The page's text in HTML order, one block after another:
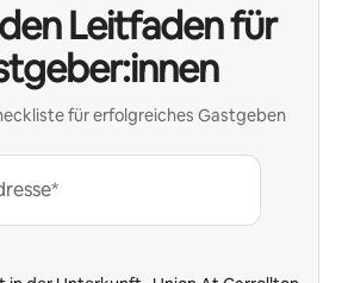
Leitfaden für
für erfolgreiches Gastgeben